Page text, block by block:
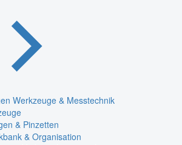
Werkzeuge & Messtechnik
& Pinzetten
& Organisation